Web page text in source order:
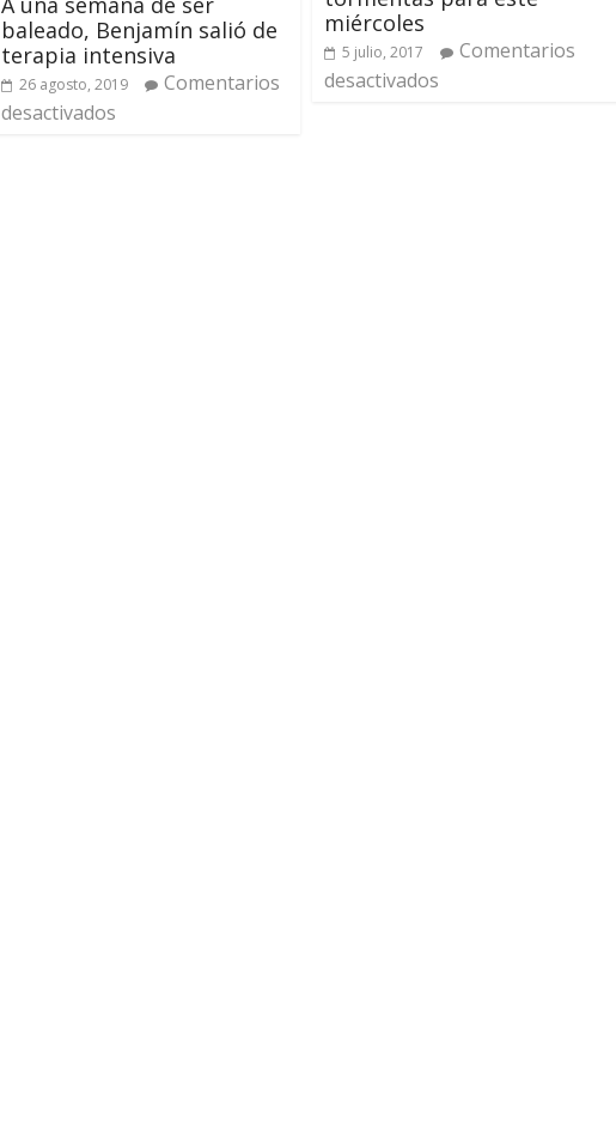
baleado, Benjamín salió de
terapia intensiva
26 agosto, 2019
Comentarios
desactivados
miércoles
5 julio, 2017
Comentarios
desactivados